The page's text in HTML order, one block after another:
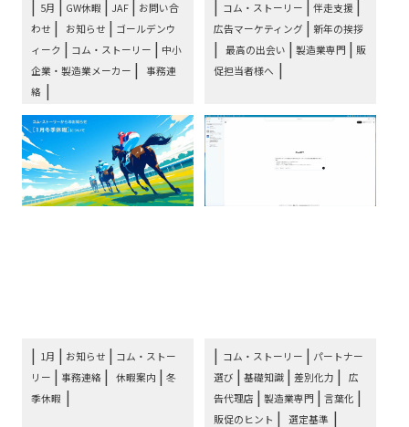
5月 | GW休暇 | JAF | お問い合
わせ | お知らせ | ゴールデンウ
ィーク | コム・ストーリー | 中小
企業・製造業メーカー |
事務連
絡
コム・ストーリー | 伴走支援 |
広告マーケティング | 新年の挨拶
| 最高の出会い |製造業専門 | 販
促担当者様へ
1月 | お知らせ | コム・ストー
リー |事務連絡 | 休暇案内 |冬
季休暇
コム・ストーリー | パートナー
選び | 基礎知識 | 差別化力 |
広
告代理店 | 製造業専門 | 言葉化 |
販促のヒント | 選定基準